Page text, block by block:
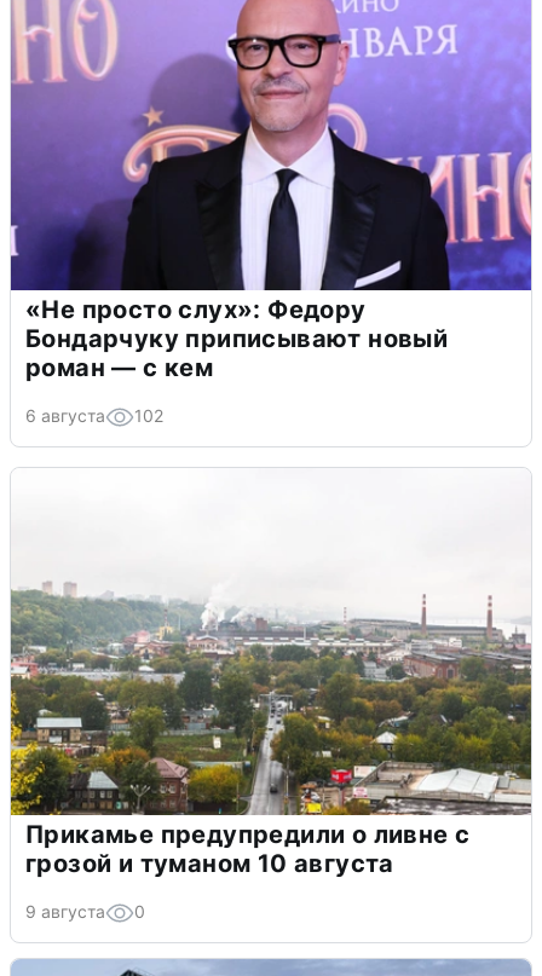
«Не просто слух»: Федору
Бондарчуку приписывают новый
роман — с кем
6 августа 102
Прикамье предупредили о ливне с
грозой и туманом 10 августа
9 августа 0